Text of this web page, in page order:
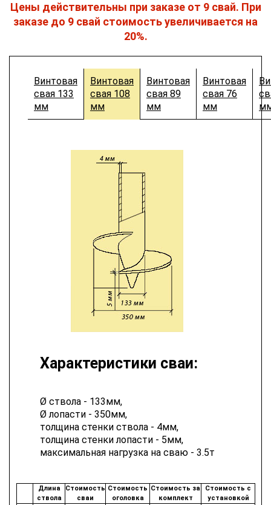
Цены действительны при заказе от 9 свай. При
заказе до 9 свай стоимость увеличивается на
20%.
Винтовая
свая 133
мм
Винтовая
свая 108
мм
Винтовая
свая 89
мм
Винтовая
свая 76
мм
Характеристики сваи:
Ø ствола - 133мм,
Ø лопасти - 350мм,
толщина стенки ствола - 4мм,
толщина стенки лопасти - 5мм,
максимальная нагрузка на сваю - 3.5т
Длина
ствола
Стоимость
сваи
Стоимость
оголовка
Стоимость за
комплект
Стоимость с
установкой